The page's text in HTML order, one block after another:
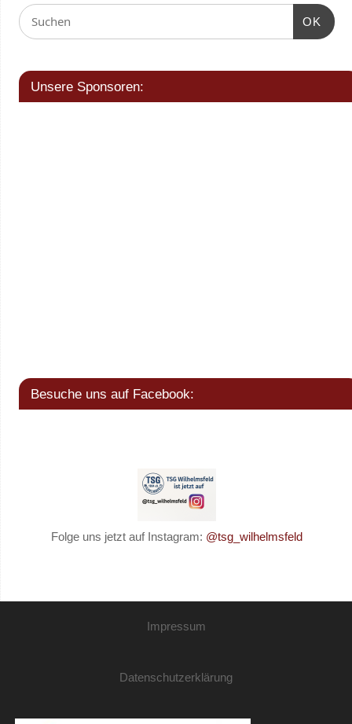
OK
Unsere Sponsoren:
Besuche uns auf Facebook:
Folge uns jetzt auf Instagram: @tsg_wilhelmsfeld
Impressum
Datenschutzerklärung